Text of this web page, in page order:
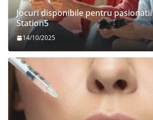
Jocuri disponibile pentru pasionatii
Station5
14/10/2025